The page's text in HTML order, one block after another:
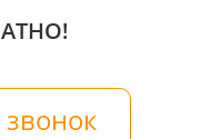
звонок